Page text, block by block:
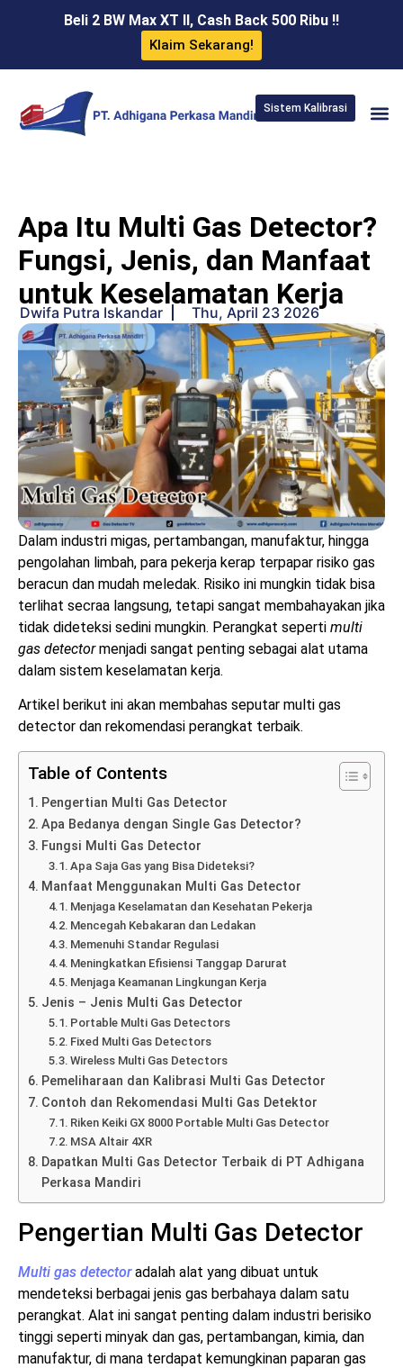
Beli 2 BW Max XT II, Cash Back 500 Ribu !!
Klaim Sekarang!
Sistem Kalibrasi
Apa Itu Multi Gas Detector?
Fungsi, Jenis, dan Manfaat
untuk Keselamatan Kerja
Dwifa Putra Iskandar Thu, April 23 2026
Dalam industri migas, pertambangan, manufaktur, hingga
pengolahan limbah, para pekerja kerap terpapar risiko gas
beracun dan mudah meledak. Risiko ini mungkin tidak bisa
terlihat secraa langsung, tetapi sangat membahayakan jika
tidak dideteksi sedini mungkin. Perangkat seperti multi
gas detectormenjadi sangat penting sebagai alat utama
dalam sistem keselamatan kerja.
Artikel berikut ini akan membahas seputar multi gas
detector dan rekomendasi perangkat terbaik.
Table of Contents
Pengertian Multi Gas Detector
Apa Bedanya dengan Single Gas Detector?
Fungsi Multi Gas Detector
Apa Saja Gas yang Bisa Dideteksi?
Manfaat Menggunakan Multi Gas Detector
Menjaga Keselamatan dan Kesehatan Pekerja
Mencegah Kebakaran dan Ledakan
Memenuhi Standar Regulasi
Meningkatkan Efisiensi Tanggap Darurat
Menjaga Keamanan Lingkungan Kerja
Jenis – Jenis Multi Gas Detector
Portable Multi Gas Detectors
Fixed Multi Gas Detectors
Wireless Multi Gas Detectors
Pemeliharaan dan Kalibrasi Multi Gas Detector
Contoh dan Rekomendasi Multi Gas Detektor
Riken Keiki GX 8000 Portable Multi Gas Detector
MSA Altair 4XR
Dapatkan Multi Gas Detector Terbaik di PT Adhigana
Perkasa Mandiri
Pengertian Multi Gas Detector
Multi gas detector adalah alat yang dibuat untuk
mendeteksi berbagai jenis gas berbahaya dalam satu
perangkat. Alat ini sangat penting dalam industri berisiko
tinggi seperti minyak dan gas, pertambangan, kimia, dan
manufaktur, di mana terdapat kemungkinan paparan gas